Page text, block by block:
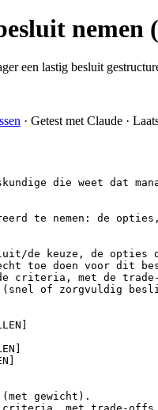
nemen
een lastig besluit
· Getest met Claude ·
die weet dat
te nemen: de
de keuze, de
toe doen voor dit
criteria, met de
(snel of zorgvuldig
gewicht).